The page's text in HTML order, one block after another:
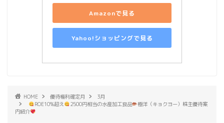
Amazonで見る
Yahoo!ショッピングで見る
HOME 優待権利確定月
3月
ROE10%超え
2500円相当の水産加工食品
極洋（キョクヨー）株主優待案
内紹介